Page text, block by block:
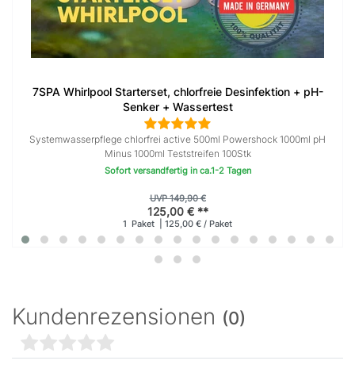
7SPA Whirlpool Starterset, chlorfreie Desinfektion + pH-
Senker + Wassertest
Systemwasserpflege chlorfrei active 500ml Powershock 1000ml pH
Minus 1000ml Teststreifen 100Stk
Sofort versandfertig in ca.1-2 Tagen
UVP 149,90 €
125,00 € **
1 Paket | 125,00 € / Paket
Kundenrezensionen (0)